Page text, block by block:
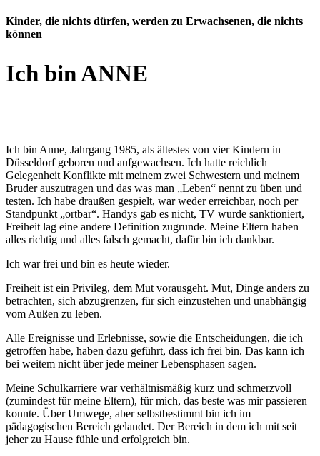
Kinder, die nichts dürfen, werden zu Erwachsenen, die nichts
können
Ich bin ANNE
Ich bin Anne, Jahrgang 1985, als ältestes von vier Kindern in
Düsseldorf geboren und aufgewachsen. Ich hatte reichlich
Gelegenheit Konflikte mit meinem zwei Schwestern und meinem
Bruder auszutragen und das was man „Leben“ nennt zu üben und
testen. Ich habe draußen gespielt, war weder erreichbar, noch per
Standpunkt „ortbar“. Handys gab es nicht, TV wurde sanktioniert,
Freiheit lag eine andere Definition zugrunde. Meine Eltern haben
alles richtig und alles falsch gemacht, dafür bin ich dankbar.
Ich war frei und bin es heute wieder.
Freiheit ist ein Privileg, dem Mut vorausgeht. Mut, Dinge anders zu
betrachten, sich abzugrenzen, für sich einzustehen und unabhängig
vom Außen zu leben.
Alle Ereignisse und Erlebnisse, sowie die Entscheidungen, die ich
getroffen habe, haben dazu geführt, dass ich frei bin. Das kann ich
bei weitem nicht über jede meiner Lebensphasen sagen.
Meine Schulkarriere war verhältnismäßig kurz und schmerzvoll
(zumindest für meine Eltern), für mich, das beste was mir passieren
konnte. Über Umwege, aber selbstbestimmt bin ich im
pädagogischen Bereich gelandet. Der Bereich in dem ich mit seit
jeher zu Hause fühle und erfolgreich bin.